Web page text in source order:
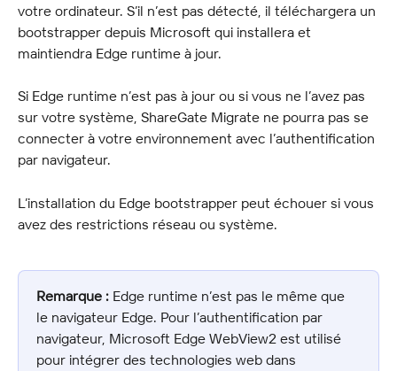
votre ordinateur. S’il n’est pas détecté, il téléchargera un
bootstrapper depuis Microsoft qui installera et
maintiendra Edge runtime à jour.
Si Edge runtime n’est pas à jour ou si vous ne l’avez pas
sur votre système, ShareGate Migrate ne pourra pas se
connecter à votre environnement avec l’authentification
par navigateur.
L’installation du Edge bootstrapper peut échouer si vous
avez des restrictions réseau ou système.
Remarque : Edge runtime n’est pas le même que
le navigateur Edge. Pour l’authentification par
navigateur, Microsoft Edge WebView2 est utilisé
pour intégrer des technologies web dans